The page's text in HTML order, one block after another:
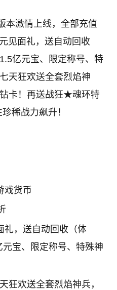
本激情上线，全部充值
见面礼，送自动回收
亿元宝、限定称号、特
天狂欢送全套烈焰神
卡！再送战狂★魂环特
稀战力飙升！
戏货币
，送自动回收（体
宝、限定称号、特殊神
狂欢送全套烈焰神兵，